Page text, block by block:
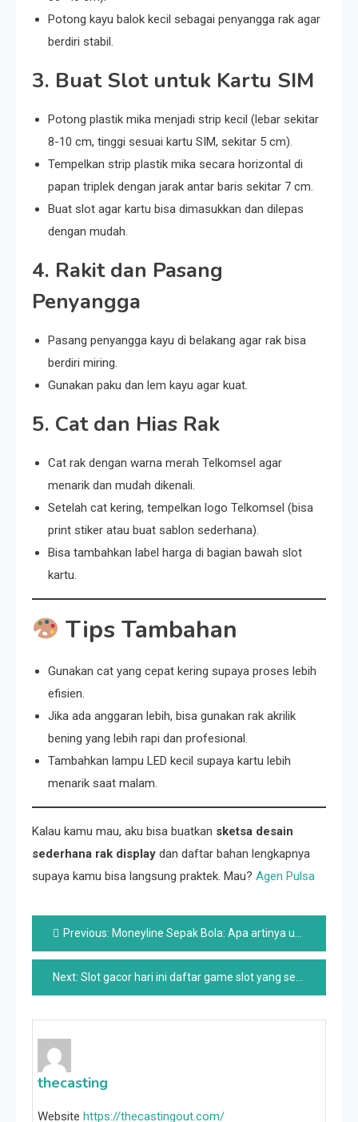
Potong kayu balok kecil sebagai penyangga rak agar
berdiri stabil.
3. Buat Slot untuk Kartu SIM
Potong plastik mika menjadi strip kecil (lebar sekitar
8-10 cm, tinggi sesuai kartu SIM, sekitar 5 cm).
Tempelkan strip plastik mika secara horizontal di
papan triplek dengan jarak antar baris sekitar 7 cm.
Buat slot agar kartu bisa dimasukkan dan dilepas
dengan mudah.
4. Rakit dan Pasang
Penyangga
Pasang penyangga kayu di belakang agar rak bisa
berdiri miring.
Gunakan paku dan lem kayu agar kuat.
5. Cat dan Hias Rak
Cat rak dengan warna merah Telkomsel agar
menarik dan mudah dikenali.
Setelah cat kering, tempelkan logo Telkomsel (bisa
print stiker atau buat sablon sederhana).
Bisa tambahkan label harga di bagian bawah slot
kartu.
Tips Tambahan
Gunakan cat yang cepat kering supaya proses lebih
efisien.
Jika ada anggaran lebih, bisa gunakan rak akrilik
bening yang lebih rapi dan profesional.
Tambahkan lampu LED kecil supaya kartu lebih
menarik saat malam.
Kalau kamu mau, aku bisa buatkan sketsa desain
sederhana rak display dan daftar bahan lengkapnya
supaya kamu bisa langsung praktek. Mau? Agen Pulsa
Post
navigation
Previous: Moneyline Sepak Bola: Apa artinya untuk strategi taruhan Anda
Next: Slot gacor hari ini daftar game slot yang sedang hot dan sering menang
thecasting
Website https://thecastingout.com/